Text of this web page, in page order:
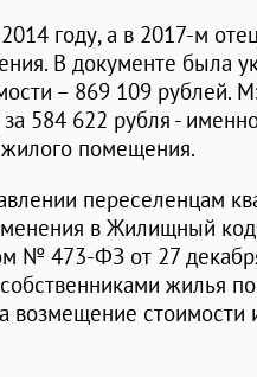
году, а в 2017-м
В документе была
– 869 109 рублей.
584 622 рубля -
помещения.
переселенцам
в Жилищный
№ 473-ФЗ от 27
жилья
возмещение стоимости